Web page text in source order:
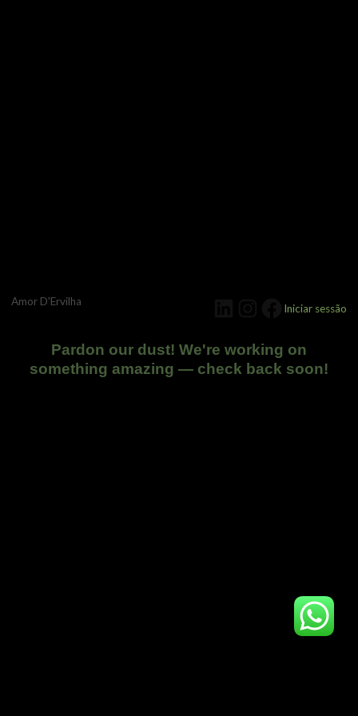
Amor D'Ervilha LinkedIn
Instagram
Facebook
Iniciar sessão
Pardon our dust! We're working on
something amazing — check back soon!